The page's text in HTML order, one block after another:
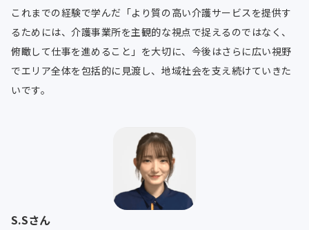
これまでの経験で学んだ「より質の高い介護サービスを提供す
るためには、介護事業所を主観的な視点で捉えるのではなく、
俯瞰して仕事を進めること」を大切に、今後はさらに広い視野
でエリア全体を包括的に見渡し、地域社会を支え続けていきた
いです。
S.Sさん